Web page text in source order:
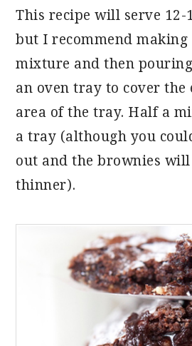
This recipe will serve 12-
but I recommend making
mixture and then
an oven tray to cover the
area of the tray. Half a
a tray (although you
out and the brownies
thinner).